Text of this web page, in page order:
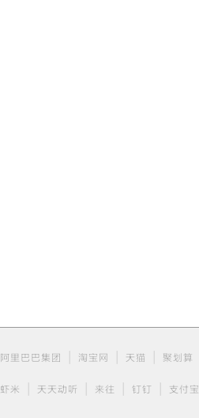
阿里巴巴集团 淘宝网 天猫 聚划算
虾米 天天动听 来往 钉钉 支付宝